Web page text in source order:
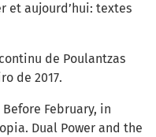
et aujourd’hui: textes
de Poulantzas
de 2017.
Before February, in
Dual Power and the